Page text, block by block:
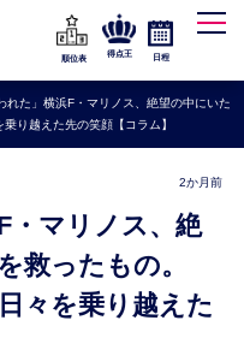
順位表
得点王 日程
れた」横浜F・マリノス、絶望の中にいた
り越えた先の笑顔【コラム】
2か月前
救ったもの。
々を乗り越えた